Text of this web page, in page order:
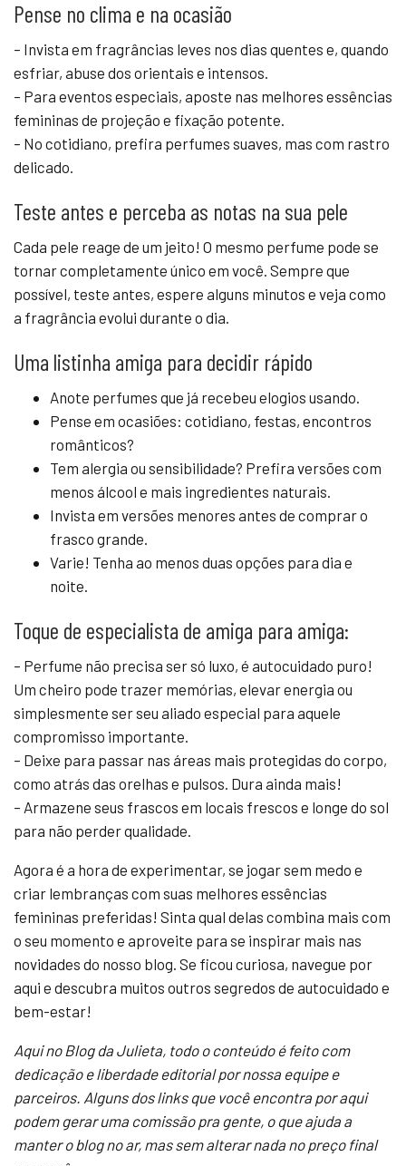
Pense no clima e na ocasião
– Invista em fragrâncias leves nos dias quentes e, quando
esfriar, abuse dos orientais e intensos.
– Para eventos especiais, aposte nas melhores essências
femininas de projeção e fixação potente.
– No cotidiano, prefira perfumes suaves, mas com rastro
delicado.
Teste antes e perceba as notas na sua pele
Cada pele reage de um jeito! O mesmo perfume pode se
tornar completamente único em você. Sempre que
possível, teste antes, espere alguns minutos e veja como
a fragrância evolui durante o dia.
Uma listinha amiga para decidir rápido
Anote perfumes que já recebeu elogios usando.
Pense em ocasiões: cotidiano, festas, encontros
românticos?
Tem alergia ou sensibilidade? Prefira versões com
menos álcool e mais ingredientes naturais.
Invista em versões menores antes de comprar o
frasco grande.
Varie! Tenha ao menos duas opções para dia e
noite.
Toque de especialista de amiga para amiga:
– Perfume não precisa ser só luxo, é autocuidado puro!
Um cheiro pode trazer memórias, elevar energia ou
simplesmente ser seu aliado especial para aquele
compromisso importante.
– Deixe para passar nas áreas mais protegidas do corpo,
como atrás das orelhas e pulsos. Dura ainda mais!
– Armazene seus frascos em locais frescos e longe do sol
para não perder qualidade.
Agora é a hora de experimentar, se jogar sem medo e
criar lembranças com suas melhores essências
femininas preferidas! Sinta qual delas combina mais com
o seu momento e aproveite para se inspirar mais nas
novidades do nosso blog. Se ficou curiosa, navegue por
aqui e descubra muitos outros segredos de autocuidado e
bem-estar!
Aqui no Blog da Julieta, todo o conteúdo é feito com
dedicação e liberdade editorial por nossa equipe e
parceiros. Alguns dos links que você encontra por aqui
podem gerar uma comissão pra gente, o que ajuda a
manter o blog no ar, mas sem alterar nada no preço final